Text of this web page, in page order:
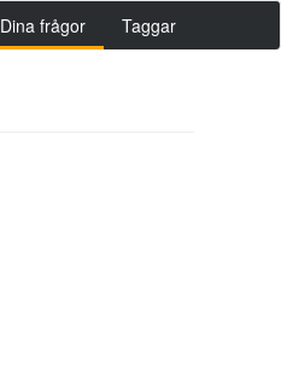
Dina frågor Taggar